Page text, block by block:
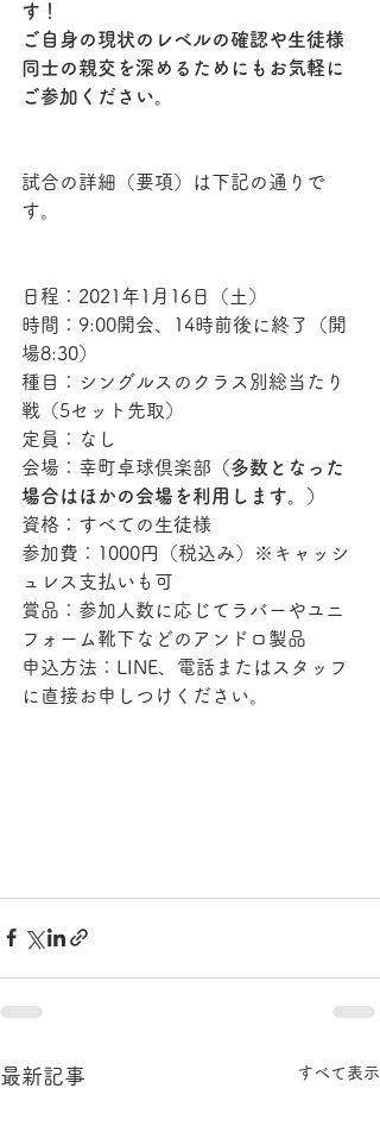
す！
ご自身の現状のレベルの確認や生徒様
同士の親交を深めるためにもお気軽に
ご参加ください。
試合の詳細（要項）は下記の通りで
す。
日程：2021年1月16日（土）
時間：9:00開会、14時前後に終了（開
場8:30）
種目：シングルスのクラス別総当たり
戦（5セット先取）
定員：なし
会場：幸町卓球倶楽部 （多数となった
場合はほかの会場を利用します。）
資格：すべての生徒様
参加費：1000円（税込み）※キャッシ
ュレス支払いも可
賞品：参加人数に応じてラバーやユニ
フォーム靴下などのアンドロ製品
申込方法：LINE、電話またはスタッフ
に直接お申しつけください。
最新記事 すべて表示